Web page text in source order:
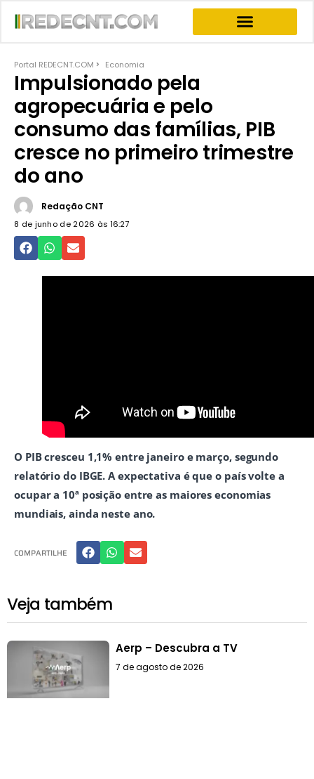
Portal REDECNT.COM Economia
Impulsionado pela
agropecuária e pelo
consumo das famílias, PIB
cresce no primeiro trimestre
do ano
Redação CNT
8 de junho de 2026 às 16:27
O PIB cresceu 1,1% entre janeiro e março, segundo
relatório do IBGE. A expectativa é que o país volte a
ocupar a 10ª posição entre as maiores economias
mundiais, ainda neste ano.
COMPARTILHE
Veja também
Aerp – Descubra a TV
7 de agosto de 2026